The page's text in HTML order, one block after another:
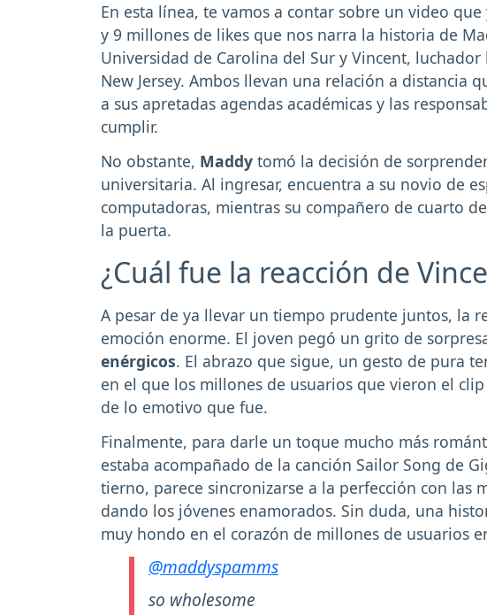
En esta línea, te vamos a contar sobre un video que
y 9 millones de likes que nos narra la historia de
Universidad de Carolina del Sur y Vincent,
New Jersey. Ambos llevan una relación a distancia
a sus apretadas agendas académicas y las
cumplir.
No obstante, Maddy tomó la decisión de
universitaria. Al ingresar, encuentra a su novio de
computadoras, mientras su compañero de cuarto
la puerta.
¿Cuál fue la reacción de
A pesar de ya llevar un tiempo prudente juntos, la
emoción enorme. El joven pegó un grito de
enérgicos. El abrazo que sigue, un gesto de pura
en el que los millones de usuarios que vieron el
de lo emotivo que fue.
Finalmente, para darle un toque mucho más
estaba acompañado de la canción Sailor Song de
tierno, parece sincronizarse a la perfección con las
dando los jóvenes enamorados. Sin duda, una
muy hondo en el corazón de millones de usuarios
@maddyspamms
so wholesome